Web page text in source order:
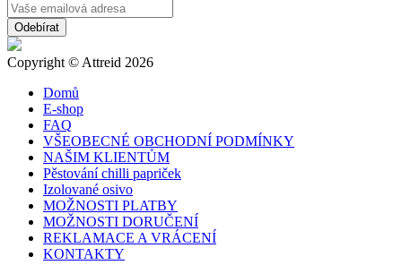
Copyright © Attreid 2026
Domů
E-shop
FAQ
VŠEOBECNÉ OBCHODNÍ PODMÍNKY
NAŠIM KLIENTŮM
Pěstování chilli papriček
Izolované osivo
MOŽNOSTI PLATBY
MOŽNOSTI DORUČENÍ
REKLAMACE A VRÁCENÍ
KONTAKTY